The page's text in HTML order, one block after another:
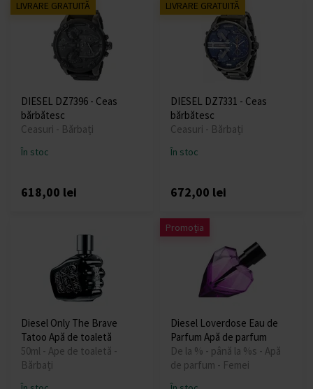
LIVRARE GRATUITĂ
DIESEL DZ7396 - Ceas
bărbătesc
Ceasuri - Bărbați
În stoc
618,00 lei
LIVRARE GRATUITĂ
DIESEL DZ7331 - Ceas
bărbătesc
Ceasuri - Bărbați
În stoc
672,00 lei
Diesel Only The Brave
Tatoo Apă de toaletă
50ml - Ape de toaletă -
Bărbați
Promoția
Diesel Loverdose Eau de
Parfum Apă de parfum
De la % - până la %s - Apă
de parfum - Femei